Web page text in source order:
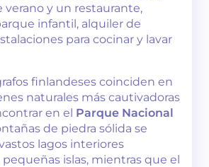
verano y un restaurante,
infantil, alquiler de
para cocinar y lavar
finlandeses coinciden en
naturales más cautivadoras
en el Parque Nacional
de piedra sólida se
lagos interiores
islas, mientras que el